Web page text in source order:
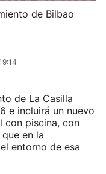
de Bilbao
de La Casilla
e incluirá un nuevo
con piscina, con
en la
entorno de esa